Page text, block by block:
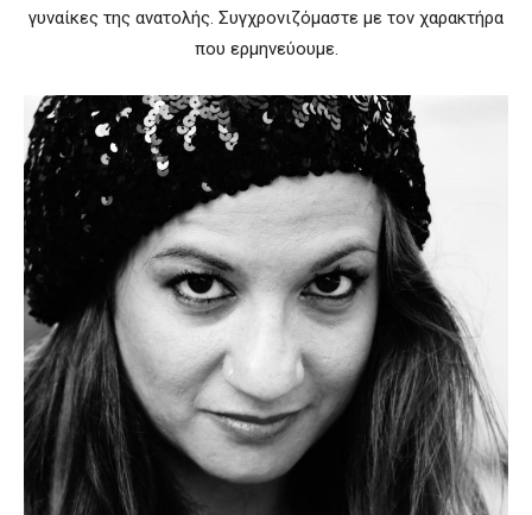
γυναίκες της ανατολής. Συγχρονιζόμαστε με τον χαρακτήρα
που ερμηνεύουμε.